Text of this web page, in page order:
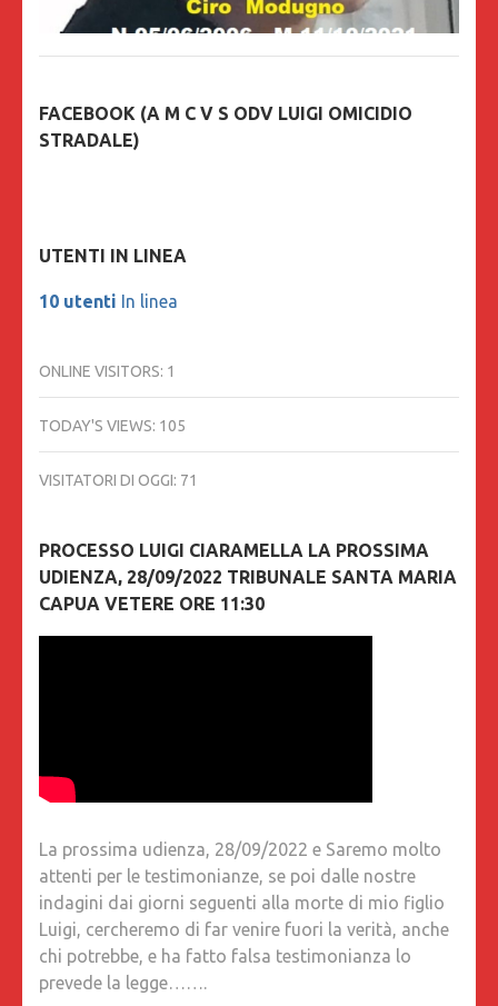
FACEBOOK (A M C V S ODV LUIGI OMICIDIO
STRADALE)
UTENTI IN LINEA
10 utenti In linea
ONLINE VISITORS: 1
TODAY'S VIEWS: 105
VISITATORI DI OGGI: 71
PROCESSO LUIGI CIARAMELLA LA PROSSIMA
UDIENZA, 28/09/2022 TRIBUNALE SANTA MARIA
CAPUA VETERE ORE 11:30
La prossima udienza, 28/09/2022 e Saremo molto
attenti per le testimonianze, se poi dalle nostre
indagini dai giorni seguenti alla morte di mio figlio
Luigi, cercheremo di far venire fuori la verità, anche
chi potrebbe, e ha fatto falsa testimonianza lo
prevede la legge…….